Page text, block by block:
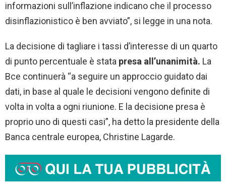
informazioni sull’inflazione indicano che il processo
disinflazionistico è ben avviato”, si legge in una nota.
La decisione di tagliare i tassi d’interesse di un quarto
di punto percentuale è stata presa all’unanimità. La
Bce continuerà “a seguire un approccio guidato dai
dati, in base al quale le decisioni vengono definite di
volta in volta a ogni riunione. E la decisione presa è
proprio uno di questi casi”, ha detto la presidente della
Banca centrale europea, Christine Lagarde.